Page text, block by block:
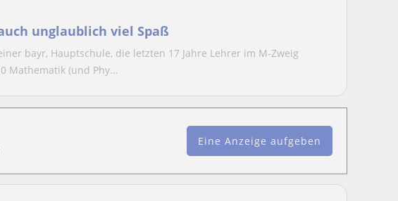
unglaublich viel Spaß
bayr, Hauptschule, die letzten 17 Jahre Lehrer im M-Zweig
Mathematik (und Phy...
Eine Anzeige aufgeben